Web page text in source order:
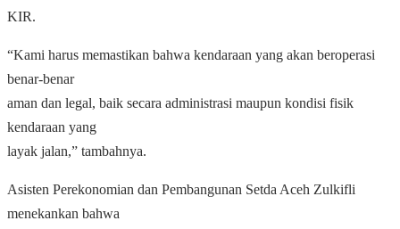
KIR.
“Kami harus memastikan bahwa kendaraan yang akan beroperasi
benar-benar
aman dan legal, baik secara administrasi maupun kondisi fisik
kendaraan yang
layak jalan,” tambahnya.
Asisten Perekonomian dan Pembangunan Setda Aceh Zulkifli
menekankan bahwa